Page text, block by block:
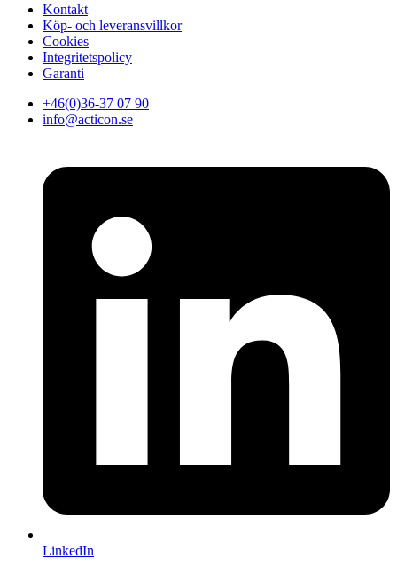
Kontakt
Köp- och leveransvillkor
Cookies
Integritetspolicy
Garanti
+46(0)36-37 07 90
info@acticon.se
LinkedIn